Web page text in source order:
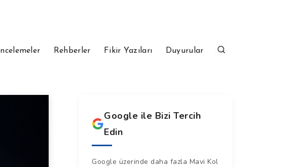
İncelemeler Rehberler Fikir Yazıları Duyurular
Google ile Bizi Tercih
Edin
Google üzerinde daha fazla Mavi Kol